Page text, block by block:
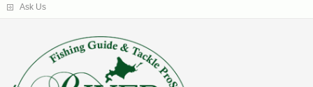
Ask Us